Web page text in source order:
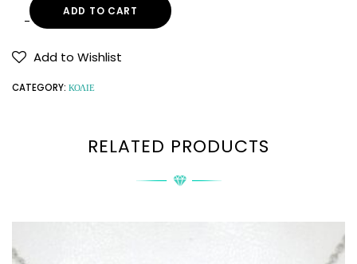
ADD TO CART
Add to Wishlist
CATEGORY: ΚΟΛΙΕ
RELATED PRODUCTS